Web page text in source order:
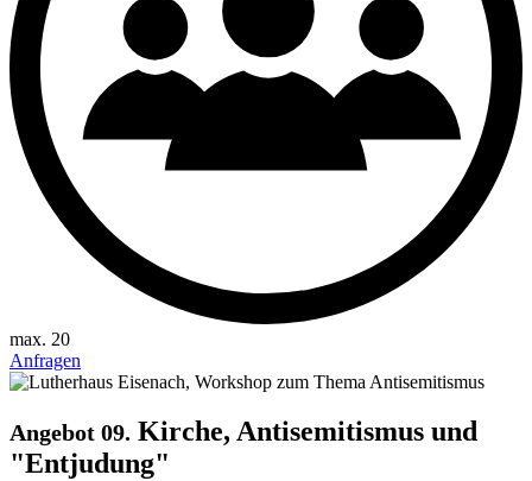
max. 20
Anfragen
Angebot 09. Kirche, Antisemitismus und
"Entjudung"